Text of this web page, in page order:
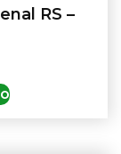
RS –